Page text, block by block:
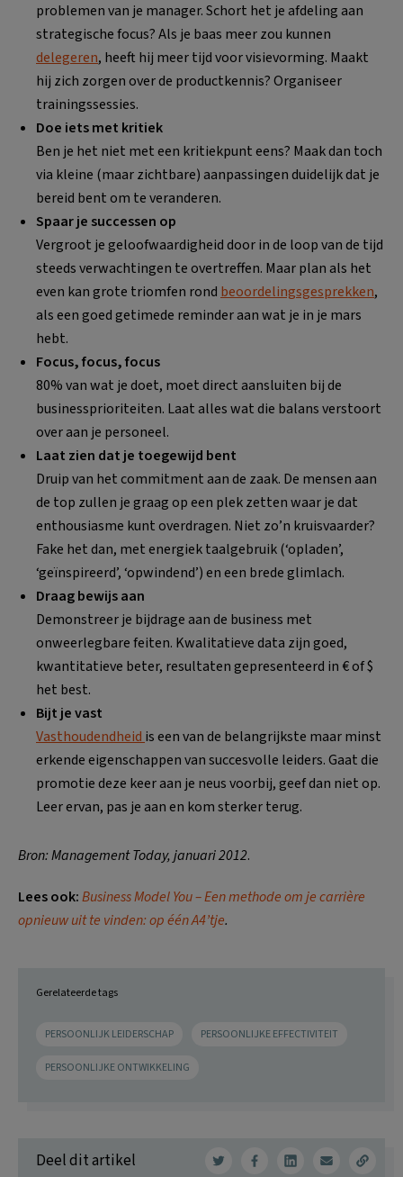
problemen van je manager. Schort het je afdeling aan
strategische focus? Als je baas meer zou kunnen
delegeren, heeft hij meer tijd voor visievorming. Maakt
hij zich zorgen over de productkennis? Organiseer
trainingssessies.
Doe iets met kritiek
Ben je het niet met een kritiekpunt eens? Maak dan toch
via kleine (maar zichtbare) aanpassingen duidelijk dat je
bereid bent om te veranderen.
Spaar je successen op
Vergroot je geloofwaardigheid door in de loop van de tijd
steeds verwachtingen te overtreffen. Maar plan als het
even kan grote triomfen rond beoordelingsgesprekken,
als een goed getimede reminder aan wat je in je mars
hebt.
Focus, focus, focus
80% van wat je doet, moet direct aansluiten bij de
businessprioriteiten. Laat alles wat die balans verstoort
over aan je personeel.
Laat zien dat je toegewijd bent
Druip van het commitment aan de zaak. De mensen aan
de top zullen je graag op een plek zetten waar je dat
enthousiasme kunt overdragen. Niet zo’n kruisvaarder?
Fake het dan, met energiek taalgebruik (‘opladen’,
‘geïnspireerd’, ‘opwindend’) en een brede glimlach.
Draag bewijs aan
Demonstreer je bijdrage aan de business met
onweerlegbare feiten. Kwalitatieve data zijn goed,
kwantitatieve beter, resultaten gepresenteerd in € of $
het best.
Bijt je vast
Vasthoudendheid is een van de belangrijkste maar minst
erkende eigenschappen van succesvolle leiders. Gaat die
promotie deze keer aan je neus voorbij, geef dan niet op.
Leer ervan, pas je aan en kom sterker terug.
Bron: Management Today, januari 2012.
Lees ook:Business Model You –Een methode om je carrière
opnieuw uit te vinden: op één A4’tje.
Gerelateerde tags
PERSOONLIJK LEIDERSCHAP PERSOONLIJKE EFFECTIVITEIT
PERSOONLIJKE ONTWIKKELING
Deel dit artikel